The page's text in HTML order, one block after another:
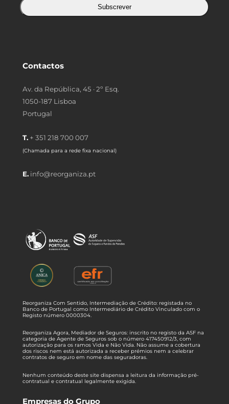
Subscrever
Contactos
Av. da República, 45 · 2º Esq.
1050-187 Lisboa
Portugal
T. + 351 218 700 007
(Chamada para a rede fixa nacional)
E. info@reorganiza.pt
Reorganiza Com Sentido, Intermediação de Crédito: registada no
Banco de Portugal como Intermediário de Crédito Vinculado com o
Registo número 0000304.
Reorganiza Agora, Mediador de Seguros: inscrito no registo da ASF na
categoria de Agente de Seguros sob o número 417450912/3, com
autorização para os ramos Vida e Não Vida. Não assume a cobertura
dos riscos nem está autorizada a receber prémios nem a celebrar
contratos de seguro em nome das seguradoras.
Nenhum conteúdo deste site dispensa a leitura da informação pré-
contratual e contratual legalmente exigida.
Empresas do Grupo